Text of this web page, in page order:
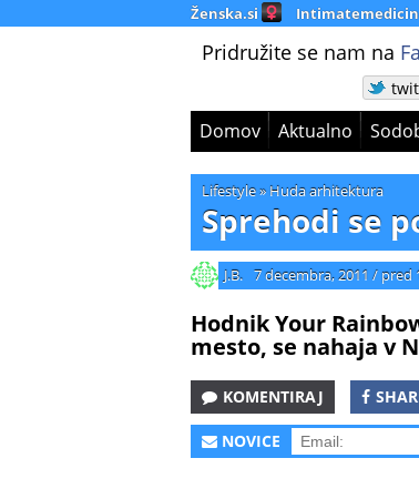
Ženska.si
Pridružite se nam na
Domov Aktualno
Lifestyle» Huda arhitektura
Sprehodi se
J.B. 7 decembra, 2011 / pred
Hodnik Your
mesto, se nahaja v
KOMENTIRAJ
NOVICE